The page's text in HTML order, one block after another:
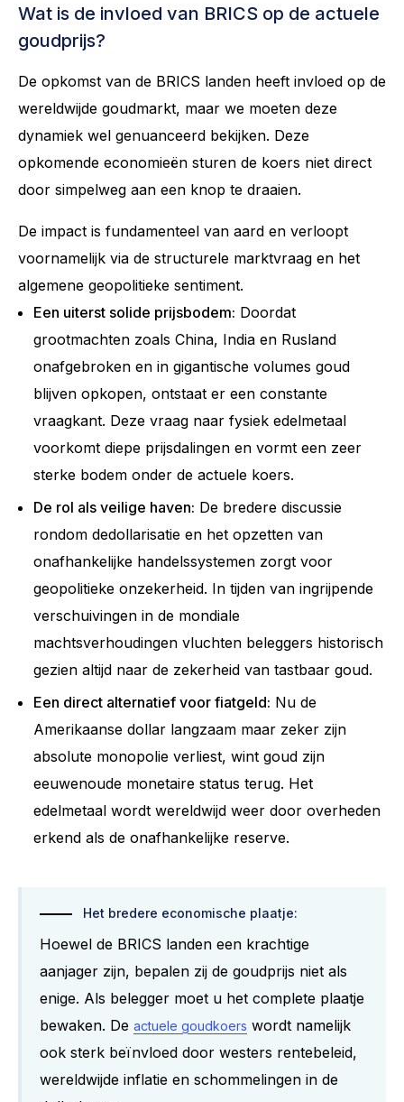
Wat is de invloed van BRICS op de actuele
goudprijs?
De opkomst van de BRICS landen heeft invloed op de
wereldwijde goudmarkt, maar we moeten deze
dynamiek wel genuanceerd bekijken. Deze
opkomende economieën sturen de koers niet direct
door simpelweg aan een knop te draaien.
De impact is fundamenteel van aard en verloopt
voornamelijk via de structurele marktvraag en het
algemene geopolitieke sentiment.
Een uiterst solide prijsbodem: Doordat
grootmachten zoals China, India en Rusland
onafgebroken en in gigantische volumes goud
blijven opkopen, ontstaat er een constante
vraagkant. Deze vraag naar fysiek edelmetaal
voorkomt diepe prijsdalingen en vormt een zeer
sterke bodem onder de actuele koers.
De rol als veilige haven: De bredere discussie
rondom dedollarisatie en het opzetten van
onafhankelijke handelssystemen zorgt voor
geopolitieke onzekerheid. In tijden van ingrijpende
verschuivingen in de mondiale
machtsverhoudingen vluchten beleggers historisch
gezien altijd naar de zekerheid van tastbaar goud.
Een direct alternatief voor fiatgeld: Nu de
Amerikaanse dollar langzaam maar zeker zijn
absolute monopolie verliest, wint goud zijn
eeuwenoude monetaire status terug. Het
edelmetaal wordt wereldwijd weer door overheden
erkend als de onafhankelijke reserve.
Het bredere economische plaatje:
Hoewel de BRICS landen een krachtige
aanjager zijn, bepalen zij de goudprijs niet als
enige. Als belegger moet u het complete plaatje
bewaken. De actuele goudkoers wordt namelijk
ook sterk beïnvloed door westers rentebeleid,
wereldwijde inflatie en schommelingen in de